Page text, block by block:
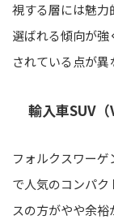
視する層には魅力
選ばれる傾向が
されている点が異
輸入車SUV
フォルクスワー
で人気のコンパ
スの方がやや余